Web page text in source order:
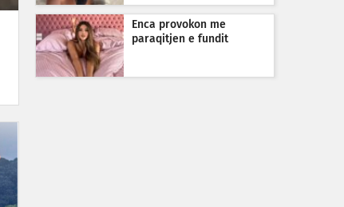
Enca provokon me
paraqitjen e fundit